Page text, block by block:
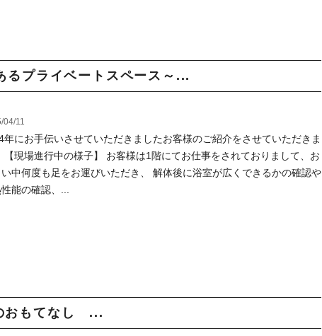
るプライベートスペース～...
04/11
年にお手伝いさせていただきましたお客様のご紹介をさせていただきま
【現場進行中の様子】 お客様は1階にてお仕事をされておりまして、お
中何度も足をお運びいただき、 解体後に浴室が広くできるかの確認や
能の確認、...
おもてなし ...